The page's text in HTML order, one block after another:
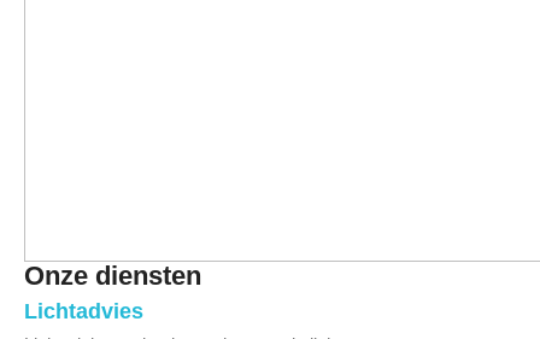
Onze diensten
Lichtadvies